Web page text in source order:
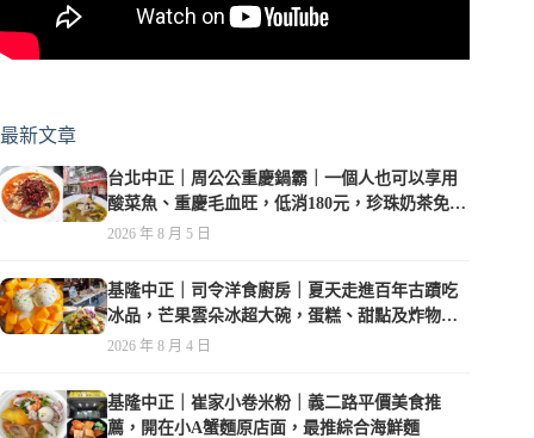
最新文章
台北中正｜周公公重慶鍋霸｜一個人也可以享用
酸菜魚、重慶毛血旺，低消180元，珍珠奶茶免費
喝到爽
2026 年 8 月 5 日
基隆中正｜司令洋食廚房｜夏天走進百年古蹟吃
冰品，芒果雲朵冰超大碗，蛋糕、甜點及炸物都
在水準之上
2026 年 8 月 4 日
基隆中正｜崔家小卷米粉｜義二路平價美食推
薦，開在小A蟹麵原店面，最推綜合海鮮麵